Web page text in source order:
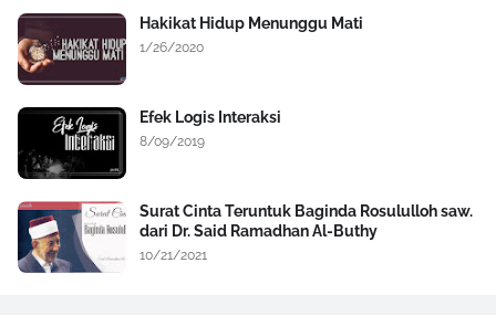
Hakikat Hidup Menunggu Mati
1/26/2020
Efek Logis Interaksi
8/09/2019
Surat Cinta Teruntuk Baginda Rosululloh saw.
dari Dr. Said Ramadhan Al-Buthy
10/21/2021